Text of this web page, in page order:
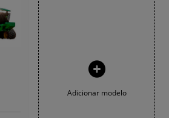
Adicionar modelo